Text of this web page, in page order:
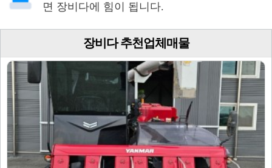
면 장비다에 힘이 됩니다.
장비다 추천업체매물